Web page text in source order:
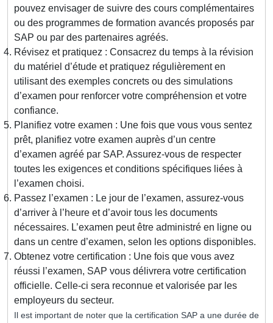
pouvez envisager de suivre des cours complémentaires
ou des programmes de formation avancés proposés par
SAP ou par des partenaires agréés.
Révisez et pratiquez : Consacrez du temps à la révision
du matériel d’étude et pratiquez régulièrement en
utilisant des exemples concrets ou des simulations
d’examen pour renforcer votre compréhension et votre
confiance.
Planifiez votre examen : Une fois que vous vous sentez
prêt, planifiez votre examen auprès d’un centre
d’examen agréé par SAP. Assurez-vous de respecter
toutes les exigences et conditions spécifiques liées à
l’examen choisi.
Passez l’examen : Le jour de l’examen, assurez-vous
d’arriver à l’heure et d’avoir tous les documents
nécessaires. L’examen peut être administré en ligne ou
dans un centre d’examen, selon les options disponibles.
Obtenez votre certification : Une fois que vous avez
réussi l’examen, SAP vous délivrera votre certification
officielle. Celle-ci sera reconnue et valorisée par les
employeurs du secteur.
Il est important de noter que la certification SAP a une durée de